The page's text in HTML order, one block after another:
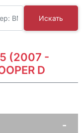
Искать
(2007 -
D